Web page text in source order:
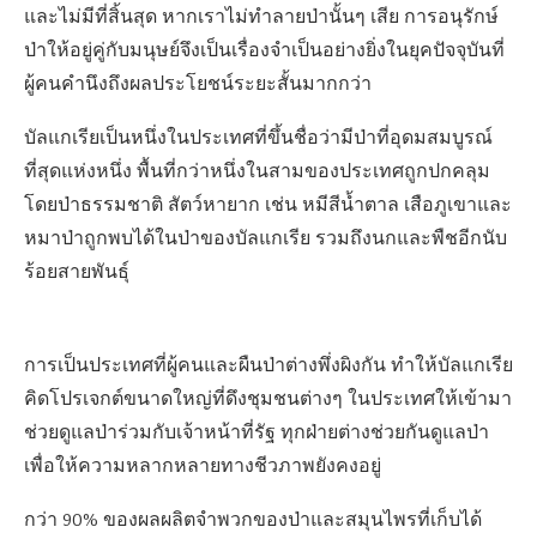
และไม่มีที่สิ้นสุด หากเราไม่ทำลายป่านั้นๆ เสีย การอนุรักษ์
ป่าให้อยู่คู่กับมนุษย์จึงเป็นเรื่องจำเป็นอย่างยิ่งในยุคปัจจุบันที่
ผู้คนคำนึงถึงผลประโยชน์ระยะสั้นมากกว่า
บัลแกเรียเป็นหนึ่งในประเทศที่ขึ้นชื่อว่ามีป่าที่อุดมสมบูรณ์
ที่สุดแห่งหนึ่ง พื้นที่กว่าหนึ่งในสามของประเทศถูกปกคลุม
โดยป่าธรรมชาติ สัตว์หายาก เช่น หมีสีน้ำตาล เสือภูเขาและ
หมาป่าถูกพบได้ในป่าของบัลแกเรีย รวมถึงนกและพืชอีกนับ
ร้อยสายพันธุ์
การเป็นประเทศที่ผู้คนและผืนป่าต่างพึ่งผิงกัน ทำให้บัลแกเรีย
คิดโปรเจกต์ขนาดใหญ่ที่ดึงชุมชนต่างๆ ในประเทศให้เข้ามา
ช่วยดูแลป่าร่วมกับเจ้าหน้าที่รัฐ ทุกฝ่ายต่างช่วยกันดูแลป่า
เพื่อให้ความหลากหลายทางชีวภาพยังคงอยู่
กว่า 90% ของผลผลิตจำพวกของป่าและสมุนไพรที่เก็บได้